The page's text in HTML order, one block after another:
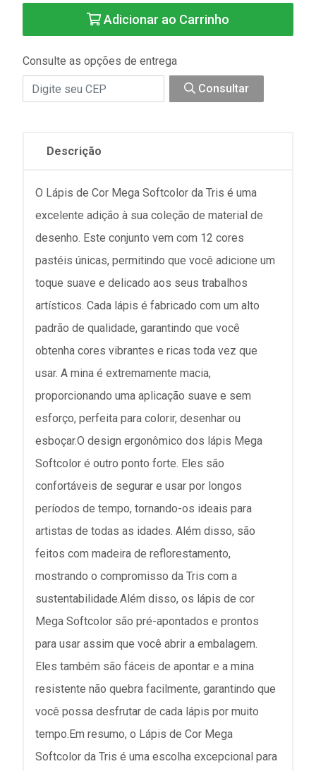
Adicionar ao Carrinho
Consulte as opções de entrega
Consultar
Descrição
O Lápis de Cor Mega Softcolor da Tris é uma
excelente adição à sua coleção de material de
desenho. Este conjunto vem com 12 cores
pastéis únicas, permitindo que você adicione um
toque suave e delicado aos seus trabalhos
artísticos. Cada lápis é fabricado com um alto
padrão de qualidade, garantindo que você
obtenha cores vibrantes e ricas toda vez que
usar. A mina é extremamente macia,
proporcionando uma aplicação suave e sem
esforço, perfeita para colorir, desenhar ou
esboçar.O design ergonômico dos lápis Mega
Softcolor é outro ponto forte. Eles são
confortáveis de segurar e usar por longos
períodos de tempo, tornando-os ideais para
artistas de todas as idades. Além disso, são
feitos com madeira de reflorestamento,
mostrando o compromisso da Tris com a
sustentabilidade.Além disso, os lápis de cor
Mega Softcolor são pré-apontados e prontos
para usar assim que você abrir a embalagem.
Eles também são fáceis de apontar e a mina
resistente não quebra facilmente, garantindo que
você possa desfrutar de cada lápis por muito
tempo.Em resumo, o Lápis de Cor Mega
Softcolor da Tris é uma escolha excepcional para